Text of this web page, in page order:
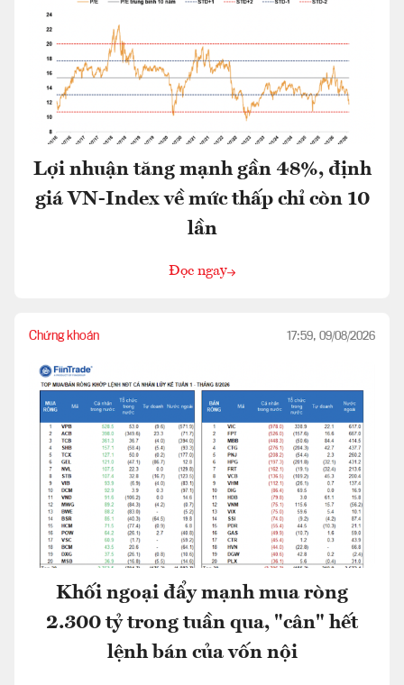
Lợi nhuận tăng mạnh gần 48%, định
giá VN-Index về mức thấp chỉ còn 10
lần
Đọc ngay
Chứng khoán 17:59, 09/08/2026
Khối ngoại đẩy mạnh mua ròng
2.300 tỷ trong tuần qua, "cân" hết
lệnh bán của vốn nội